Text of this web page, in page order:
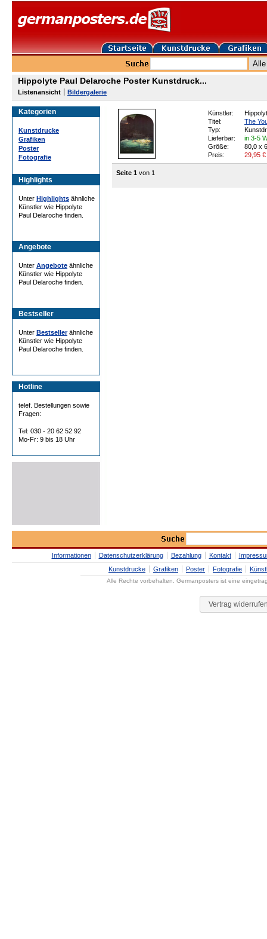
Hippolyte Paul Delaroche Poster Kunstdruck...
Listenansicht Bildergalerie
Kategorien
Kunstdrucke
Grafiken
Poster
Fotografie
Highlights
Unter Highlights ähnliche
Künstler wie Hippolyte
Paul Delaroche finden.
Angebote
Unter Angebote ähnliche
Künstler wie Hippolyte
Paul Delaroche finden.
Bestseller
Unter Bestsellerähnliche
Künstler wie Hippolyte
Paul Delaroche finden.
Hotline
telef. Bestellungen sowie
Fragen:
Tel: 030 - 20 62 52 92
Mo-Fr: 9 bis 18 Uhr
Künstler:
Titel:
The
Typ:
Lieferbar:
in 3-5
Größe:
80,0 x
Preis:
29,95 €
Seite 1 von 1
Informationen Datenschutzerklärung Bezahlung Kontakt
Kunstdrucke
Grafiken Poster Fotografie
Alle Rechte vorbehalten. Germanposters ist eine
Vertrag